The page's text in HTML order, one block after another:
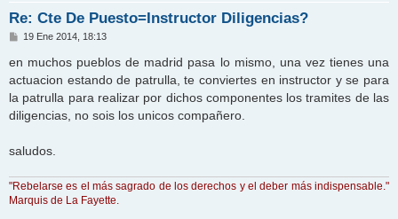
Re: Cte De Puesto=Instructor Diligencias?
M
n
a
e
19 Ene 2014, 18:13
en muchos pueblos de madrid pasa lo mismo, una vez tienes una
actuacion estando de patrulla, te conviertes en instructor y se para
la patrulla para realizar por dichos componentes los tramites de las
diligencias, no sois los unicos compañero.
saludos.
"Rebelarse es el más sagrado de los derechos y el deber más indispensable."
Marquis de La Fayette.